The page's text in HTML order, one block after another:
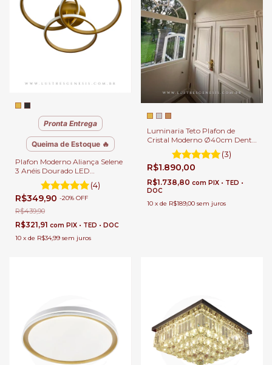
Pronta Entrega
Queima de Estoque 🔥
Plafon Moderno Aliança Selene
3 Anéis Dourado LED
Integrado para Quartos, Sala
de Estar, Hall de Entrada,
Escritório e Lavabos
(4)
R$349,90 -20% OFF
R$439,90
R$321,91 com PIX • TED • DOC
10 x de R$34,99 sem juros
Luminaria Teto Plafon de
Cristal Moderno Ø40cm Dente
de Leão Para Sala de Jantar e
Quartos
(3)
R$1.890,00
R$1.738,80 com PIX • TED •
DOC
10 x de R$189,00 sem juros